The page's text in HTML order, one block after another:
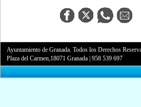
Ayuntamiento de Granada. Todos los Derechos
Plaza del Carmen,18071 Granada |958 539 697